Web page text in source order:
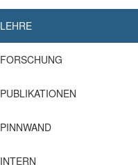
LEHRE
FORSCHUNG
PUBLIKATIONEN
PINNWAND
INTERN